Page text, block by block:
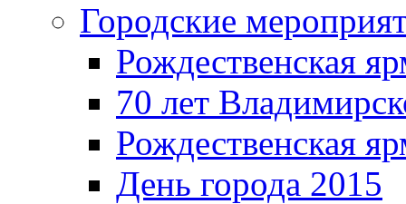
Городские
Рождественская
70 лет
Рождественская
День города 2015